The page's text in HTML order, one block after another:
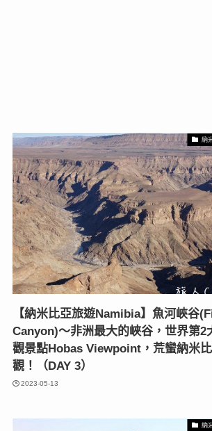
納
【納米比亞旅遊Namibia】魚河峽谷
Canyon)～非洲最大的峽谷，世界第
觀景點Hobas Viewpoint，荒蠻納米
觀！（DAY 3）
2023-05-13
納